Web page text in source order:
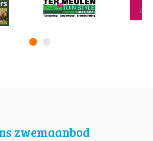
zwemaanbod